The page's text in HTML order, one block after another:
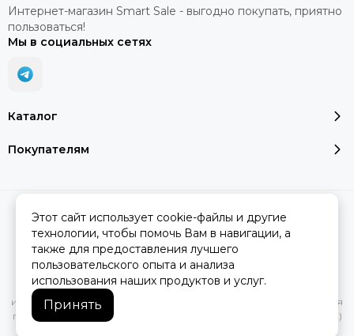
Каталог
Покупателям
Интернет-магазин Smart Sale - выгодно покупать, приятно
пользоваться!
Мы в социальных сетях
2026 © SMART SALE.Карта сайта
характеристик, стоимости товаров и услуг, носит
информационный характер и ни при каких условиях не является
публичной офертой, определяемой положениями Статьи 437(2)
Этот сайт использует cookie-файлы и другие
технологии, чтобы помочь Вам в навигации, а
также для предоставления лучшего
пользовательского опыта и анализа
использования наших продуктов и услуг.
Принять